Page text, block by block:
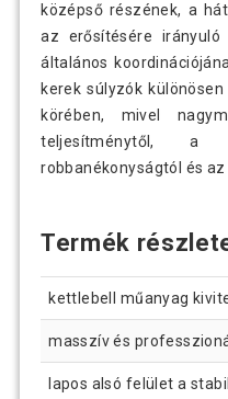
középső részének, a
az erősítésére
általános
kerek súlyzók
körében, mivel
teljesítménytől, a
robbanékonyságtól és az
Termék
kettlebell műanyag
masszív és
lapos alsó felület a